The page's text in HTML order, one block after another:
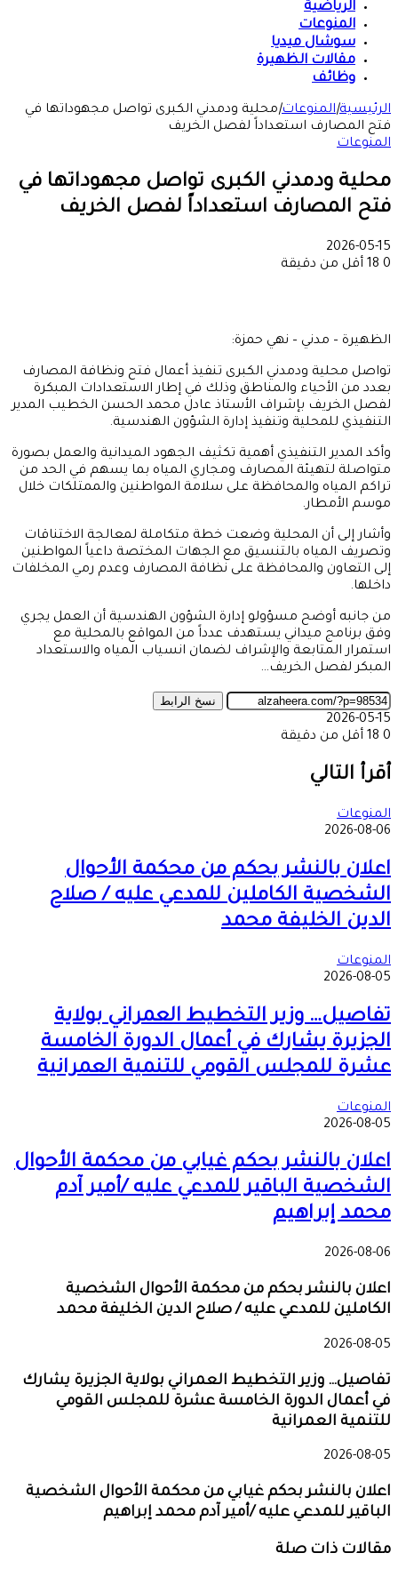
الرياضية
المنوعات
سوشال ميديا
مقالات الظهيرة
وظائف
الرئيسية|المنوعات|محلية ودمدني الكبرى تواصل مجهوداتها في
فتح المصارف استعداداً لفصل الخريف
المنوعات
محلية ودمدني الكبرى تواصل مجهوداتها في
فتح المصارف استعداداً لفصل الخريف
2026-05-15
0
أقل من دقيقة
الظهيرة – مدني – نهي حمزة:
تواصل محلية ودمدني الكبرى تنفيذ أعمال فتح ونظافة المصارف
بعدد من الأحياء والمناطق وذلك في إطار الاستعدادات المبكرة
لفصل الخريف بإشراف الأستاذ عادل محمد الحسن الخطيب المدير
التنفيذي للمحلية وتنفيذ إدارة الشؤون الهندسية.
وأكد المدير التنفيذي أهمية تكثيف الجهود الميدانية والعمل بصورة
متواصلة لتهيئة المصارف ومجاري المياه بما يسهم في الحد من
تراكم المياه والمحافظة على سلامة المواطنين والممتلكات خلال
موسم الأمطار.
وأشار إلى أن المحلية وضعت خطة متكاملة لمعالجة الاختناقات
وتصريف المياه بالتنسيق مع الجهات المختصة داعياً المواطنين
إلى التعاون والمحافظة على نظافة المصارف وعدم رمي المخلفات
داخلها.
من جانبه أوضح مسؤولو إدارة الشؤون الهندسية أن العمل يجري
وفق برنامج ميداني يستهدف عدداً من المواقع بالمحلية مع
استمرار المتابعة والإشراف لضمان انسياب المياه والاستعداد
المبكر لفصل الخريف…
نسخ الرابط
2026-05-15
0
أقل من دقيقة
عبر
البريد
أقرأ التالي
المنوعات
2026-08-06
اعلان بالنشر بحكم من محكمة الأحوال
الشخصية الكاملين للمدعي عليه / صلاح
الدين الخليفة محمد
المنوعات
2026-08-05
تفاصيل… وزير التخطيط العمراني بولاية
الجزيرة يشارك في أعمال الدورة الخامسة
عشرة للمجلس القومي للتنمية العمرانية
المنوعات
2026-08-05
اعلان بالنشر بحكم غيابي من محكمة الأحوال
الشخصية الباقير للمدعي عليه /أمير آدم
محمد إبراهيم
2026-08-06
اعلان بالنشر بحكم من محكمة الأحوال الشخصية
الكاملين للمدعي عليه / صلاح الدين الخليفة محمد
2026-08-05
تفاصيل… وزير التخطيط العمراني بولاية الجزيرة يشارك
في أعمال الدورة الخامسة عشرة للمجلس القومي
للتنمية العمرانية
2026-08-05
اعلان بالنشر بحكم غيابي من محكمة الأحوال الشخصية
الباقير للمدعي عليه /أمير آدم محمد إبراهيم
مقالات ذات صلة